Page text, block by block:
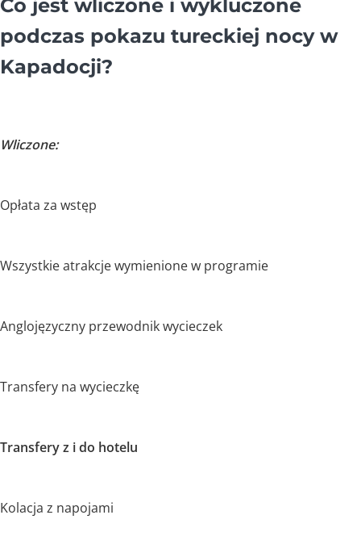
Co jest wliczone i wykluczone
podczas pokazu tureckiej nocy w
Kapadocji?
Wliczone:
Opłata za wstęp
Wszystkie atrakcje wymienione w programie
Anglojęzyczny przewodnik wycieczek
Transfery na wycieczkę
Transfery z i do hotelu
Kolacja z napojami